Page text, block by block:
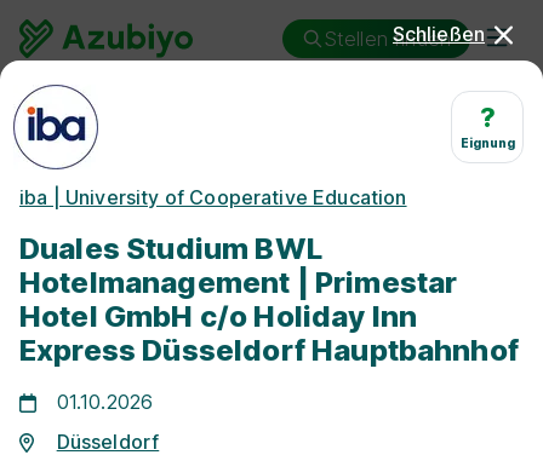
Stellen finden
Duales Studium
Duales Studium
Hotelmanagement
Düsseldorf
Schließen
?
Eignung
iba | University of Cooperative Education
Duales Studium BWL
Hotelmanagement | Primestar
Hotel GmbH c/o Holiday Inn
Express Düsseldorf Hauptbahnhof
01.10.2026
Düsseldorf